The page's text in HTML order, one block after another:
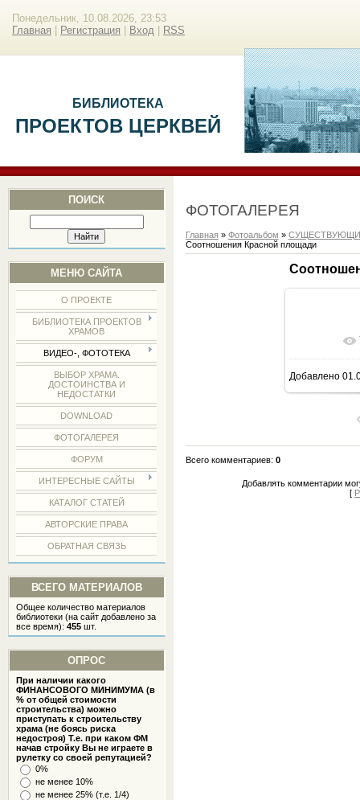
Понедельник, 10.08.2026, 23:53
Главная
Регистрация Вход RSS
БИБЛИОТЕКА
ПРОЕКТОВ ЦЕРКВЕЙ
ПОИСК
МЕНЮ САЙТА
О ПРОЕКТЕ
БИБЛИОТЕКА ПРОЕКТОВ
ХРАМОВ
ВИДЕО-, ФОТОТЕКА
ВЫБОР ХРАМА.
ДОСТОИНСТВА И
НЕДОСТАТКИ
DOWNLOAD
ФОТОГАЛЕРЕЯ
ФОРУМ
ИНТЕРЕСНЫЕ САЙТЫ
КАТАЛОГ СТАТЕЙ
АВТОРСКИЕ ПРАВА
ОБРАТНАЯ СВЯЗЬ
ВСЕГО МАТЕРИАЛОВ
Общее количество материалов
библиотеки (на сайт добавлено за
все время):455 шт.
ОПРОС
При наличии какого
ФИНАНСОВОГО МИНИМУМА (в
% от общей стоимости
строительства) можно
приступать к строительству
храма (не боясь риска
недостроя) Т.е. при каком ФМ
начав стройку Вы не играете в
рулетку со своей репутацией?
0%
не менее 10%
не менее 25% (т.е. 1/4)
ФОТОГАЛЕРЕЯ
Главная » Фотоальбом »
Соотношения Красной площади
В
Добавлено
Всего комментариев: 0
Добавлять комментарии
[